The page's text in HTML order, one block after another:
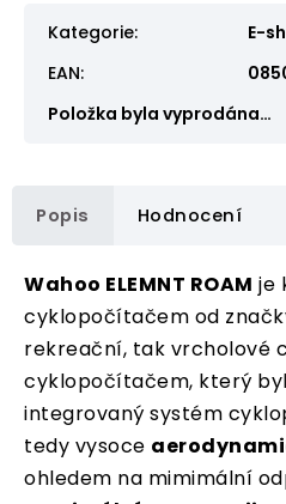
Kategorie:
E-
EAN:
Položka byla vyprodána…
Popis Hodnocení
Wahoo ELEMNT ROAM je
cyklopočítačem od
rekreační, tak vrcholové
cyklopočítačem, který
integrovaný systém
tedy vysoce
ohledem na mimimální